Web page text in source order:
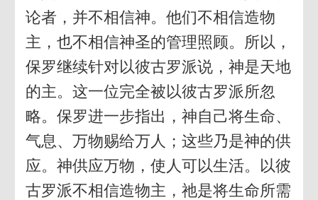
论者，并不相信神。他们不相信造物
主，也不相信神圣的管理照顾。所以，
保罗继续针对以彼古罗派说，神是天地
的主。这一位完全被以彼古罗派所忽
略。保罗进一步指出，神自己将生命、
气息、万物赐给万人；这些乃是神的供
应。神供应万物，使人可以生活。以彼
古罗派不相信造物主，祂是将生命所需